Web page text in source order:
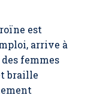
est
, arrive à
femmes
braille